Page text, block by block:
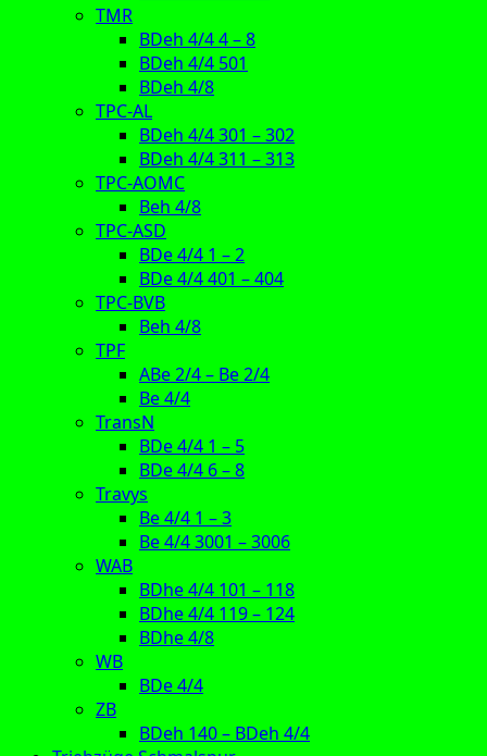
TMR
BDeh 4/4 4 – 8
BDeh 4/4 501
BDeh 4/8
TPC-AL
BDeh 4/4 301 – 302
BDeh 4/4 311 – 313
TPC-AOMC
Beh 4/8
TPC-ASD
BDe 4/4 1 – 2
BDe 4/4 401 – 404
TPC-BVB
Beh 4/8
TPF
ABe 2/4 – Be 2/4
Be 4/4
TransN
BDe 4/4 1 – 5
BDe 4/4 6 – 8
Travys
Be 4/4 1 – 3
Be 4/4 3001 – 3006
WAB
BDhe 4/4 101 – 118
BDhe 4/4 119 – 124
BDhe 4/8
WB
BDe 4/4
ZB
BDeh 140 – BDeh 4/4